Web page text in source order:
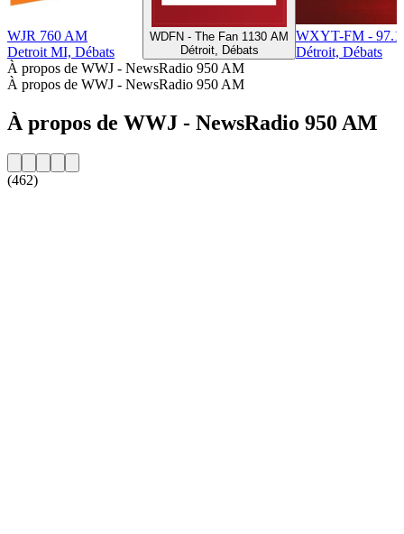
WJR 760 AM
Detroit MI, Débats
WDFN - The Fan 1130 AM
Détroit, Débats
WXYT-FM - 97.1
Détroit, Débats
À propos de WWJ - NewsRadio 950 AM
À propos de WWJ - NewsRadio 950 AM
À propos de WWJ - NewsRadio 950 AM
(462)